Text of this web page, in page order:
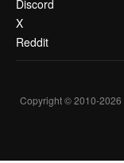
Discord
X
Reddit
Copyright © 2010-2026